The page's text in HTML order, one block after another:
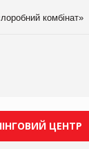
комбінат»
ЦЕНТР